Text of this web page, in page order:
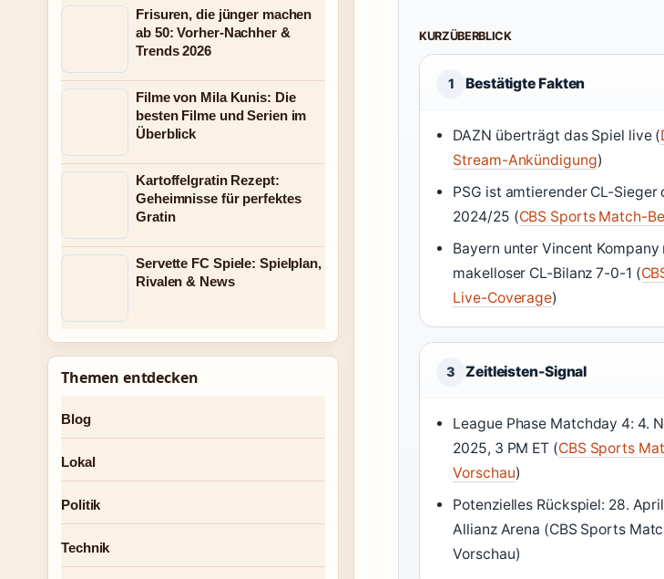
KURZÜBERBLICK
1 Bestätigte Fakten
DAZN überträgt das Spiel live (
Stream-Ankündigung)
PSG ist amtierender CL-Sieger
2024/25 (CBS Sports Match-
Bayern unter Vincent Kompany
makelloser CL-Bilanz 7-0-1 (
Live-Coverage)
3 Zeitleisten-Signal
League Phase Matchday 4: 4.
2025, 3 PM ET (CBS Sports
Vorschau)
Potenzielles Rückspiel: 28.
Allianz Arena (CBS Sports
Vorschau)
Frisuren, die jünger machen
ab 50: Vorher-Nachher &
Trends 2026
Filme von Mila Kunis: Die
besten Filme und Serien im
Überblick
Kartoffelgratin Rezept:
Geheimnisse für perfektes
Gratin
Servette FC Spiele: Spielplan,
Rivalen & News
Themen entdecken
Blog
Lokal
Politik
Technik